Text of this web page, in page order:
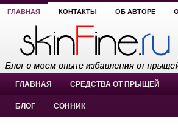
ГЛАВНАЯ КОНТАКТЫ ОБ АВТОРЕ
ГЛАВНАЯ СРЕДСТВА ОТ ПРЫЩЕЙ
БЛОГ СОННИК